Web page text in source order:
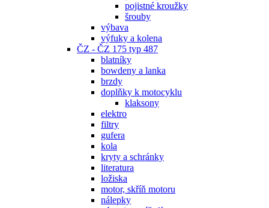
pojistné kroužky
šrouby
výbava
výfuky a kolena
ČZ - ČZ 175 typ 487
blatníky
bowdeny a lanka
brzdy
doplňky k motocyklu
klaksony
elektro
filtry
gufera
kola
kryty a schránky
literatura
ložiska
motor, skříň motoru
nálepky